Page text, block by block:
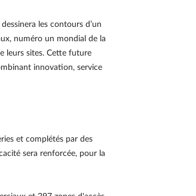
les contours d’un
numéro un mondial de la
leurs sites. Cette future
innovation, service
et complétés par des
sera renforcée, pour la